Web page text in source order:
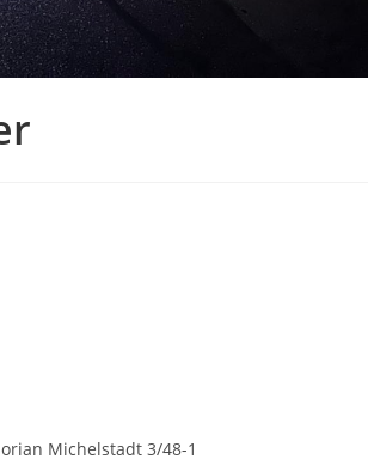
Michelstadt 3/48-1